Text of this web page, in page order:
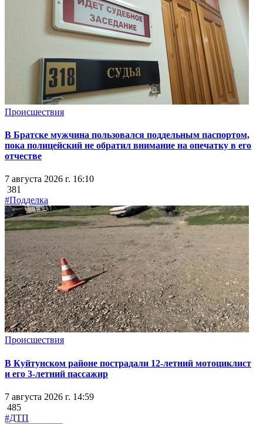
Происшествия
В Братске мужчина пользовался поддельным паспортом,
пока полицейский не обратил внимание на опечатку в его
отчестве
7 августа 2026 г. 16:10
381
#Подделка
Происшествия
В Куйтунском районе пострадали 12-летний мотоциклист
и его 3-летний пассажир
7 августа 2026 г. 14:59
485
#ДТП